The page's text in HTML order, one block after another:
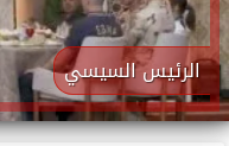
الرئيس السيسي